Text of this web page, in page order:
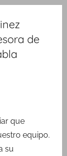
de
que
equipo.
su